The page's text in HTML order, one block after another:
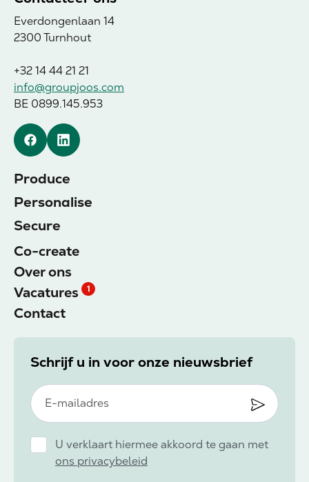
Everdongenlaan 14
2300 Turnhout
+32 14 44 21 21
info@groupjoos.com
BE 0899.145.953
FacebookLinkedin
Produce
Personalise
Secure
Co-create
Over ons
Vacatures
1
Contact
Schrijf u in voor onze nieuwsbrief
U verklaart hiermee akkoord te gaan met
ons privacybeleid